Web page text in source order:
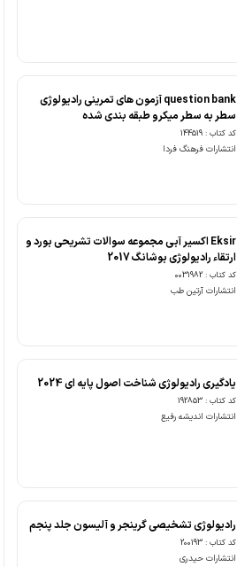
question bank آزمون های تمرینی رادیولوژی
سطر به سطر میکرو طبقه بندی شده
کد کتاب : 144519
انتشارات فرهنگ فردا
Eksir اکسیر آبی مجموعه سوالات تشریحی بورد و
ارتقاء رادیولوژی بوشانگ 2017
کد کتاب : 0031982
انتشارات آرتین طب
یادگیری رادیولوژی شناخت اصول پایه ای 2024
کد کتاب : 192853
انتشارات اندیشه رفیع
رادیولوژی تشخیصی گرینجر و آلیسون جلد پنجم
کد کتاب : 200193
انتشارات حیدری